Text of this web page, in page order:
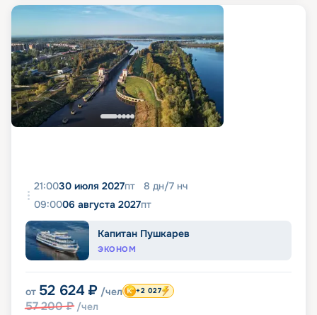
21:0030 июля 2027пт 8 дн/7 нч
09:0006 августа 2027пт
Капитан Пушкарев
ЭКОНОМ
от 52 624 ₽ /чел
57 200₽ /чел
+2 027